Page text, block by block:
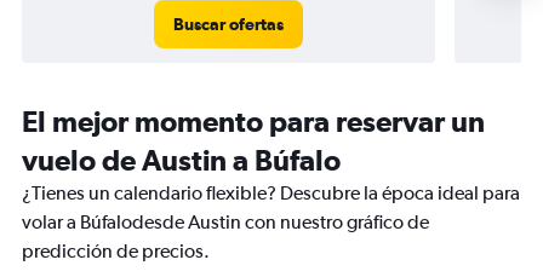
Buscar ofertas
El mejor momento para reservar un
vuelo de Austin a Búfalo
¿Tienes un calendario flexible? Descubre la época ideal para
volar a Búfalodesde Austin con nuestro gráfico de
predicción de precios.